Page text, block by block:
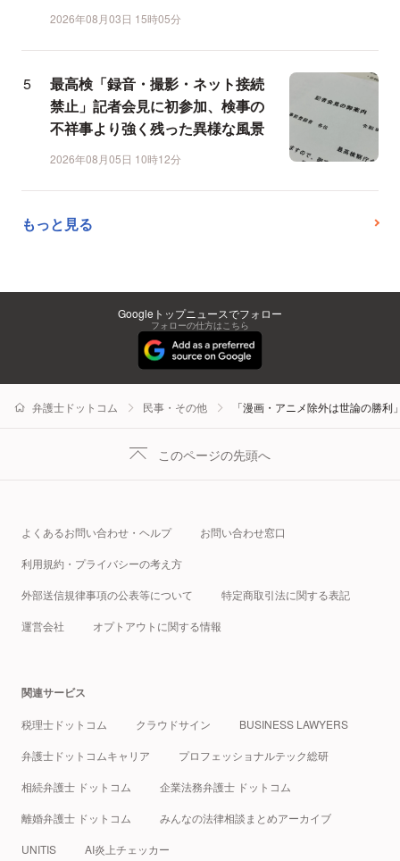
2026年08月03日 15時05分
最高検「録音・撮影・ネット接続
禁止」記者会見に初参加、検事の
不祥事より強く残った異様な風景
2026年08月05日 10時12分
もっと見る
Googleトップニュースでフォロー
フォローの仕方はこちら
弁護士ドットコム 民事・その他 「漫画・アニメ除外は世論の勝
このページの先頭へ
よくあるお問い合わせ・ヘルプ お問い合わせ窓口
利用規約・プライバシーの考え方
外部送信規律事項の公表等について 特定商取引法に関する表記
運営会社 オプトアウトに関する情報
関連サービス
税理士ドットコム クラウドサイン BUSINESS LAWYERS
弁護士ドットコムキャリア プロフェッショナルテック総研
相続弁護士 ドットコム 企業法務弁護士 ドットコム
離婚弁護士 ドットコム みんなの法律相談まとめアーカイブ
UNITIS AI炎上チェッカー